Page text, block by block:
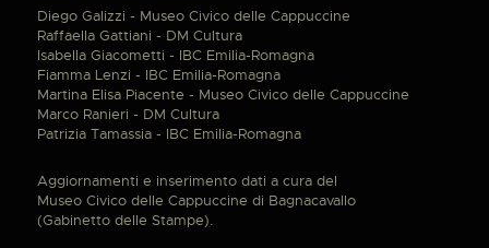
Diego Galizzi - Museo Civico delle Cappuccine
Raffaella Gattiani - DM Cultura
Isabella Giacometti - IBC Emilia-Romagna
Fiamma Lenzi - IBC Emilia-Romagna
Martina Elisa Piacente - Museo Civico delle Cappuccine
Marco Ranieri - DM Cultura
Patrizia Tamassia - IBC Emilia-Romagna
Aggiornamenti e inserimento dati a cura del
Museo Civico delle Cappuccine di Bagnacavallo
(Gabinetto delle Stampe).